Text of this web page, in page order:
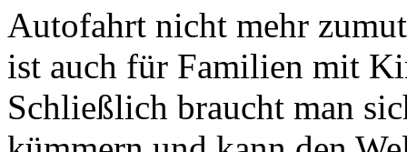
Autofahrt nicht mehr
ist auch für Familien mit
Schließlich braucht man